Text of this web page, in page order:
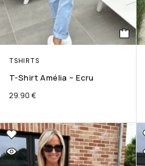
TSHIRTS
T-Shirt Amélia – Ecru
29.90 €